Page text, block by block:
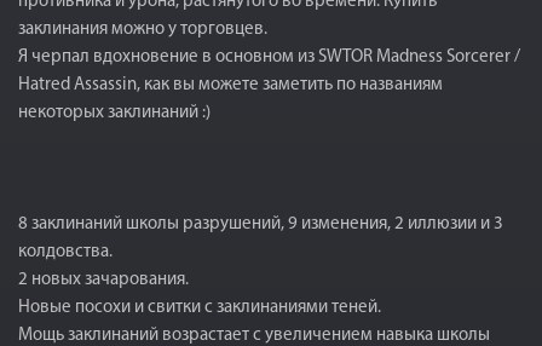
заклинания можно у торговцев.
Я черпал вдохновение в основном из SWTOR Madness Sorcerer /
Hatred Assassin, как вы можете заметить по названиям
некоторых заклинаний :)
8 заклинаний школы разрушений, 9 изменения, 2 иллюзии и 3
колдовства.
2 новых зачарования.
Новые посохи и свитки с заклинаниями теней.
Мощь заклинаний возрастает с увеличением навыка школы